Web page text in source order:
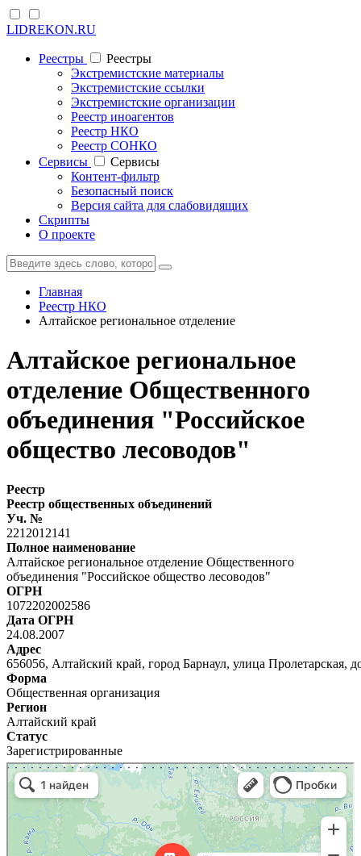
LIDREKON.RU
Реестры
Реестры
Экстремистские материалы
Экстремистские ссылки
Экстремистские организации
Реестр иноагентов
Реестр НКО
Реестр СОНКО
Cервисы
Cервисы
Контент-фильтр
Безопасный поиск
Версия сайта для слабовидящих
Скрипты
О проекте
Главная
Реестр НКО
Алтайское региональное отделение
Алтайское региональное
отделение Общественного
объединения "Российское
общество лесоводов"
Реестр
Реестр общественных объединений
Уч. №
2212012141
Полное наименование
Алтайское региональное отделение Общественного
объединения "Российское общество лесоводов"
ОГРН
1072202002586
Дата ОГРН
24.08.2007
Адрес
656056, Алтайский край, город Барнаул, улица Пролетарская,
Форма
Общественная организация
Регион
Алтайский край
Статус
Зарегистрированные